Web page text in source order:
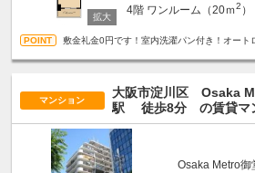
4階 ワンルーム（20ｍ2 ）
敷金礼金0円です！室内洗濯パン付き！オート
マンション
大阪市淀川区 Osaka
駅
徒歩8分 の賃貸マ
Osaka Metro御